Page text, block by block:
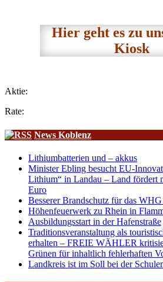
Hier geht es zu
Kiosk
Aktie:
Rate:
News Koblenz
Lithiumbatterien und – akkus
Minister Ebling besucht EU-
Lithium“ in Landau – Land fördert
Euro
Besserer Brandschutz für das
Höhenfeuerwerk zu Rhein in
Ausbildungsstart in der Hafenstraße
Traditionsveranstaltung als
erhalten – FREIE WÄHLER
Grünen für inhaltlich fehlerhaften
Landkreis ist im Soll bei der